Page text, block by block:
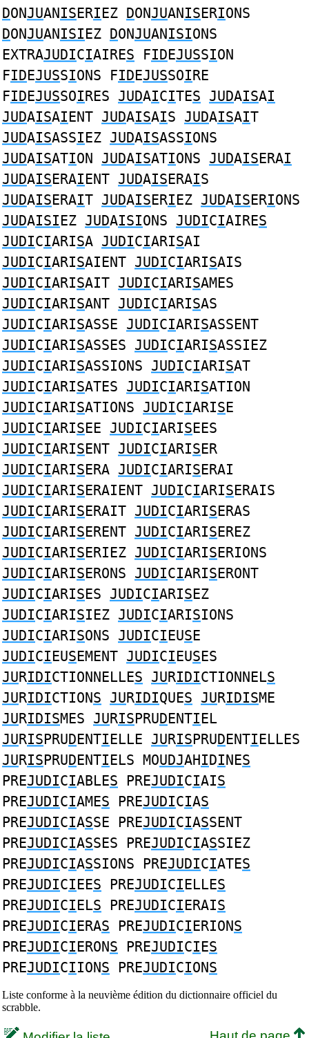
DONJUANISERIEZ DONJUANISERIONS
DONJUANISIEZ DONJUANISIONS
EXTRAJUDICIAIRES FIDEJUSSION
FIDEJUSSIONS FIDEJUSSOIRE
FIDEJUSSOIRES JUDAICITES JUDAISAI
JUDAISAIENT JUDAISAIS JUDAISAIT
JUDAISASSIEZ JUDAISASSIONS
JUDAISATION JUDAISATIONS JUDAISERAI
JUDAISERAIENT JUDAISERAIS
JUDAISERAIT JUDAISERIEZ JUDAISERIONS
JUDAISIEZ JUDAISIONS JUDICIAIRES
JUDICIARISA JUDICIARISAI
JUDICIARISAIENT JUDICIARISAIS
JUDICIARISAIT JUDICIARISAMES
JUDICIARISANT JUDICIARISAS
JUDICIARISASSE JUDICIARISASSENT
JUDICIARISASSES JUDICIARISASSIEZ
JUDICIARISASSIONS JUDICIARISAT
JUDICIARISATES JUDICIARISATION
JUDICIARISATIONS JUDICIARISE
JUDICIARISEE JUDICIARISEES
JUDICIARISENT JUDICIARISER
JUDICIARISERA JUDICIARISERAI
JUDICIARISERAIENT JUDICIARISERAIS
JUDICIARISERAIT JUDICIARISERAS
JUDICIARISERENT JUDICIARISEREZ
JUDICIARISERIEZ JUDICIARISERIONS
JUDICIARISERONS JUDICIARISERONT
JUDICIARISES JUDICIARISEZ
JUDICIARISIEZ JUDICIARISIONS
JUDICIARISONS JUDICIEUSE
JUDICIEUSEMENT JUDICIEUSES
JURIDICTIONNELLES JURIDICTIONNELS
JURIDICTIONS JURIDIQUES JURIDISME
JURIDISMES JURISPRUDENTIEL
JURISPRUDENTIELLE JURISPRUDENTIELLES
JURISPRUDENTIELS MOUDJAHIDINES
PREJUDICIABLES PREJUDICIAIS
PREJUDICIAMES PREJUDICIAS
PREJUDICIASSE PREJUDICIASSENT
PREJUDICIASSES PREJUDICIASSIEZ
PREJUDICIASSIONS PREJUDICIATES
PREJUDICIEES PREJUDICIELLES
PREJUDICIELS PREJUDICIERAIS
PREJUDICIERAS PREJUDICIERIONS
PREJUDICIERONS PREJUDICIES
PREJUDICIIONS PREJUDICIONS
Liste conforme à la neuvième édition du dictionnaire officiel du
scrabble.